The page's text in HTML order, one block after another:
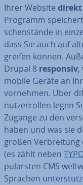
Ihrer Website direkt
Programm
schen­stän­de in
dass Sie auch auf
grei­fen können.
Drupal 8 responsiv,
mobile Geräte an
vornehmen. Über
nut­zer­rol­len legen
Zugänge zu den
haben und was sie
großen Ver­brei­tung
(es zählt neben
pu­lärs­ten CMS
Sprachen